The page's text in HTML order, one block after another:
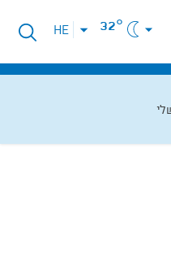
32°
פתיחת
תפריט
HE